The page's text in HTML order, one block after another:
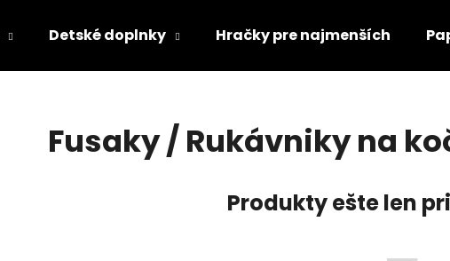
Detské doplnky Hračky pre najmenších
Fusaky / Rukávniky na
Produkty ešte len
HĽADAŤ